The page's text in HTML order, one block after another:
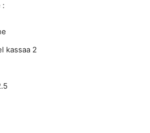
:
kassaa 2